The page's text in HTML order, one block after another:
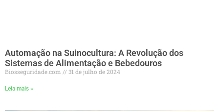
Automação na Suinocultura: A Revolução dos
Sistemas de Alimentação e Bebedouros
Biosseguridade.com 31 de julho de 2024
Leia mais »